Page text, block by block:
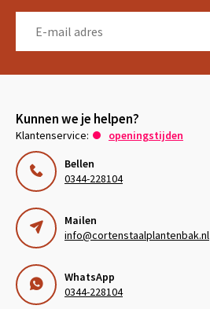
Kunnen we je helpen?
Klantenservice:
openingstijden
Bellen
0344-228104
Mailen
info@cortenstaalplantenbak.nl
WhatsApp
0344-228104